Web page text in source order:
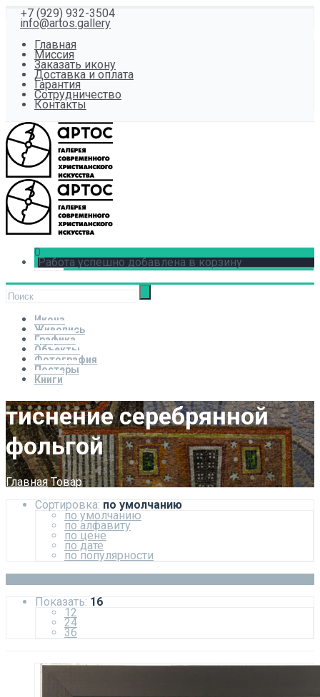
+7 (929) 932-3504
info@artos.gallery
Главная
Миссия
Заказать икону
Доставка и оплата
Гарантия
Сотрудничество
Контакты
0
Работа успешно добавлена в корзину
Икона
Живопись
Графика
Объекты
Фотография
Постеры
Книги
тиснение серебрянной
фольгой
Главная Товар
Сортировка: по умолчанию
по умолчанию
по алфавиту
по цене
по дате
по популярности
Показать: 16
12
24
36